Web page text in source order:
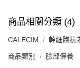
商品相關分類 (4)
CALECIM 幹細胞抗
商品類別 臉部保養